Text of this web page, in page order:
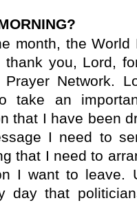
?
month, the World
thank you, Lord,
Network.
take an
that I have been
I need to
that I need to
I want to leave.
day that